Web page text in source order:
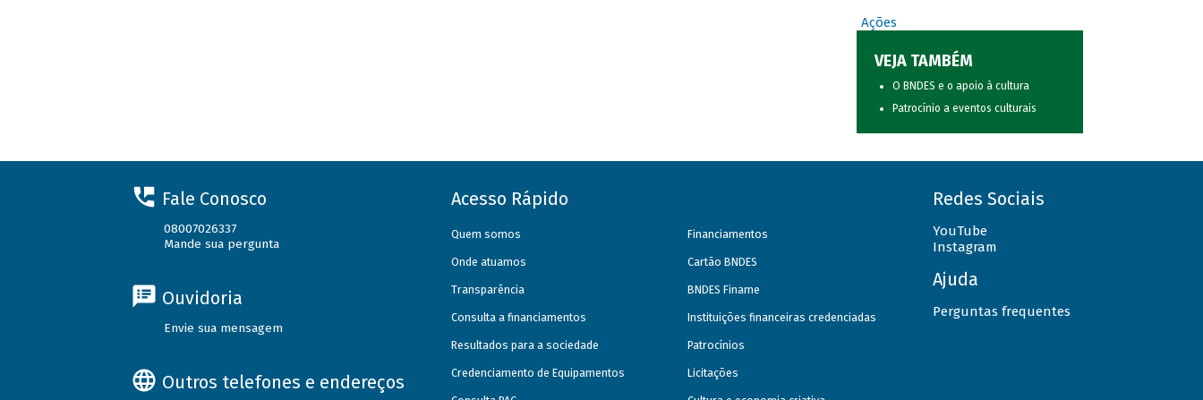
Ações
VEJA TAMBÉM
O BNDES e o apoio à cultura
Patrocínio a eventos culturais
Fale Conosco
08007026337
Mande sua pergunta
Ouvidoria
Envie sua mensagem
Outros telefones e endereços
Acesso Rápido
Quem somos
Onde atuamos
Transparência
Consulta a financiamentos
Resultados para a sociedade
Credenciamento de Equipamentos
Financiamentos
Cartão BNDES
BNDES Finame
Instituições financeiras credenciadas
Patrocínios
Licitações
Redes Sociais
YouTube
Instagram
Ajuda
Perguntas frequentes